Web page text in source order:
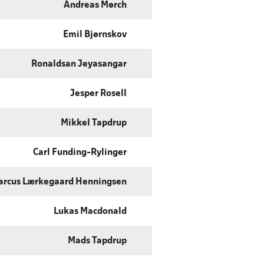
Andreas Mørch
Emil Bjørnskov
Ronaldsan Jeyasangar
Jesper Rosell
Mikkel Tapdrup
Carl Funding-Rylinger
Lærkegaard Henningsen
Lukas Macdonald
Mads Tapdrup